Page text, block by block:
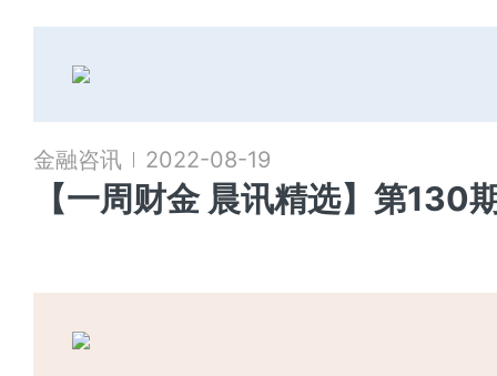
金融咨讯 2022-08-19
【一周财金 晨讯精选】第130